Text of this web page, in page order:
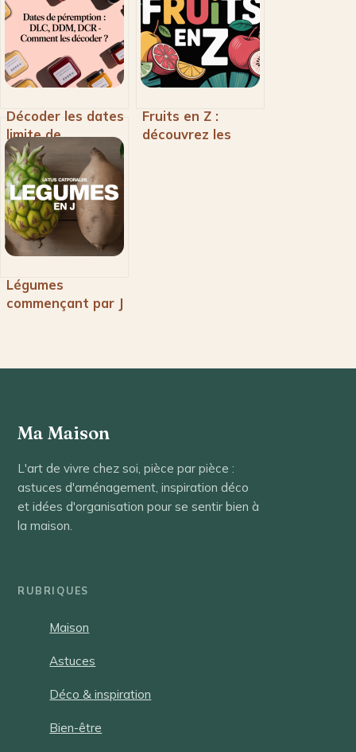
Décoder les dates
limite de
consommation :
DLC, DDM et DCR
expliquées
Fruits en Z :
découvrez les
Légumes
commençant par J
Ma Maison
L'art de vivre chez soi, pièce par pièce :
astuces d'aménagement, inspiration déco
et idées d'organisation pour se sentir bien à
la maison.
RUBRIQUES
Maison
Astuces
Déco & inspiration
Bien-être